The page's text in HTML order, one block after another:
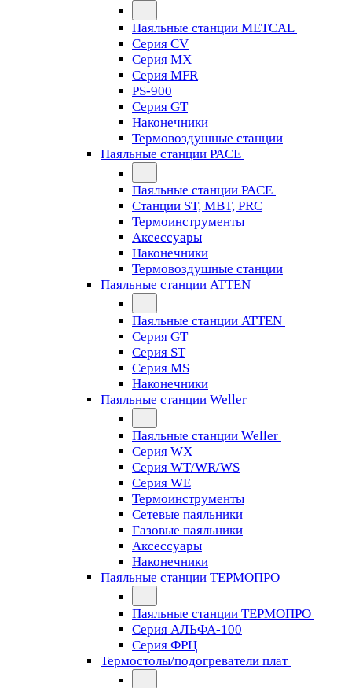
Паяльные станции METCAL
Серия CV
Серия MX
Серия MFR
PS-900
Серия GT
Наконечники
Термовоздушные станции
Паяльные станции PACE
Паяльные станции PACE
Станции ST, MBT, PRC
Термоинструменты
Аксессуары
Наконечники
Термовоздушные станции
Паяльные станции ATTEN
Паяльные станции ATTEN
Серия GT
Серия ST
Серия MS
Наконечники
Паяльные станции Weller
Паяльные станции Weller
Серия WX
Серия WT/WR/WS
Серия WE
Термоинструменты
Сетевые паяльники
Газовые паяльники
Аксессуары
Наконечники
Паяльные станции ТЕРМОПРО
Паяльные станции ТЕРМОПРО
Серия АЛЬФА-100
Серия ФРЦ
Термостолы/подогреватели плат